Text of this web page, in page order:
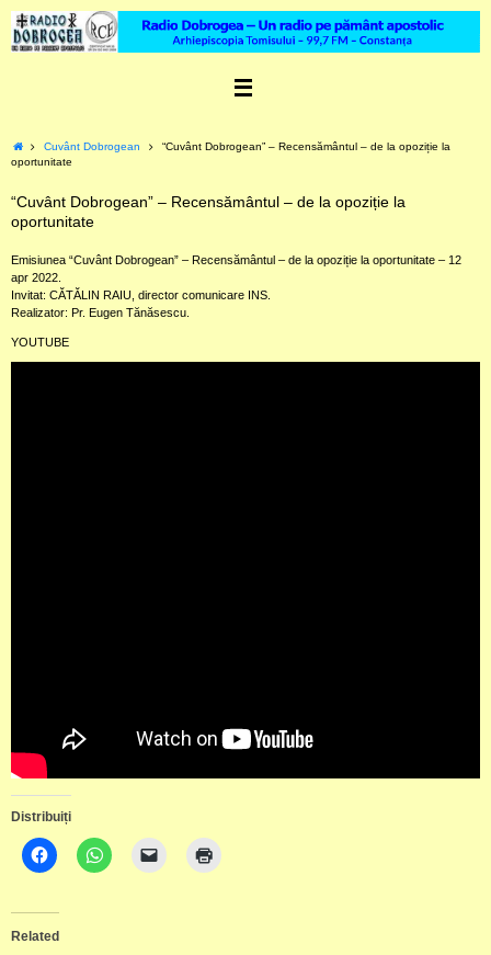
content
HomeCuvânt Dobrogean
“Cuvânt Dobrogean” – Recensământul – de la opoziție la
oportunitate
“Cuvânt Dobrogean” – Recensământul – de la opoziție la
oportunitate
Emisiunea “Cuvânt Dobrogean” – Recensământul – de la opoziție la oportunitate – 12
apr 2022.
Invitat: CĂTĂLIN RAIU, director comunicare INS.
Realizator: Pr. Eugen Tănăsescu.
YOUTUBE
Distribuiți
Related